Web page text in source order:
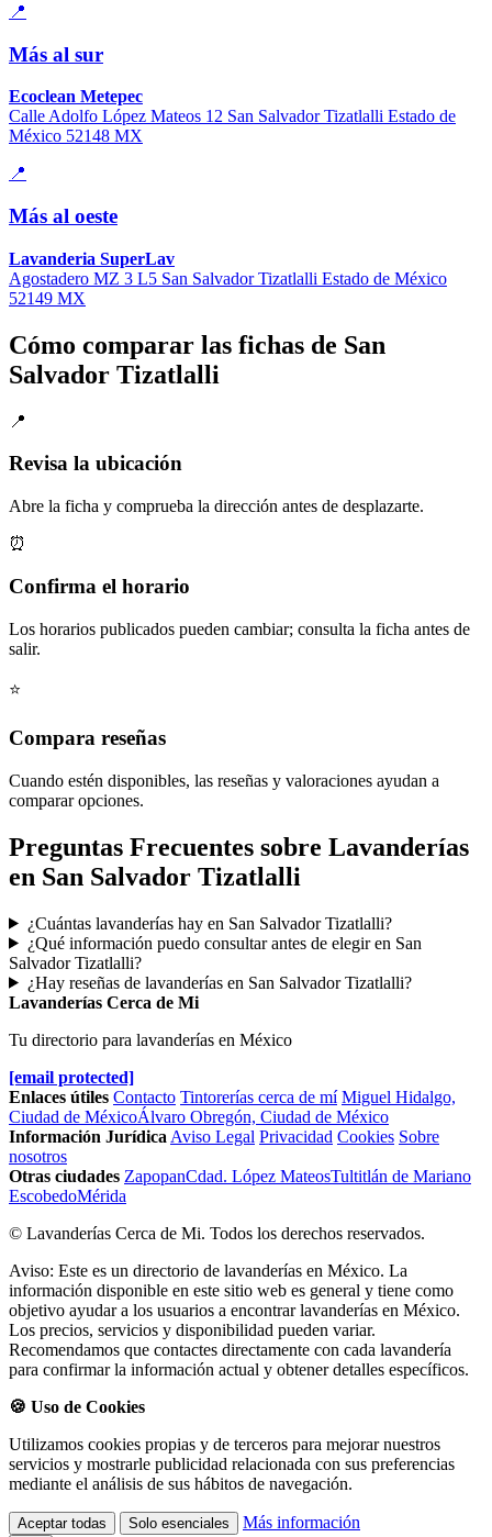
📍
Más al sur
Ecoclean Metepec
Calle Adolfo López Mateos 12 San Salvador Tizatlalli Estado de
México 52148 MX
📍
Más al oeste
Lavanderia SuperLav
Agostadero MZ 3 L5 San Salvador Tizatlalli Estado de México
52149 MX
Cómo comparar las fichas de San
Salvador Tizatlalli
📍
Revisa la ubicación
Abre la ficha y comprueba la dirección antes de desplazarte.
⏰
Confirma el horario
Los horarios publicados pueden cambiar; consulta la ficha antes de
salir.
⭐
Compara reseñas
Cuando estén disponibles, las reseñas y valoraciones ayudan a
comparar opciones.
Preguntas Frecuentes sobre Lavanderías
en San Salvador Tizatlalli
¿Cuántas lavanderías hay en San Salvador Tizatlalli?
¿Qué información puedo consultar antes de elegir en San
Salvador Tizatlalli?
¿Hay reseñas de lavanderías en San Salvador Tizatlalli?
Lavanderías Cerca de Mi
Tu directorio para lavanderías en México
[email protected]
Enlaces útiles Contacto Tintorerías cerca de mí Miguel Hidalgo,
Ciudad de MéxicoÁlvaro Obregón, Ciudad de México
Información Jurídica Aviso Legal Privacidad Cookies Sobre
nosotros
Otras ciudades ZapopanCdad. López MateosTultitlán de Mariano
EscobedoMérida
© Lavanderías Cerca de Mi. Todos los derechos reservados.
Aviso: Este es un directorio de lavanderías en México. La
información disponible en este sitio web es general y tiene como
objetivo ayudar a los usuarios a encontrar lavanderías en México.
Los precios, servicios y disponibilidad pueden variar.
Recomendamos que contactes directamente con cada lavandería
para confirmar la información actual y obtener detalles específicos.
🍪 Uso de Cookies
Utilizamos cookies propias y de terceros para mejorar nuestros
servicios y mostrarle publicidad relacionada con sus preferencias
mediante el análisis de sus hábitos de navegación.
Aceptar todas Solo esenciales Más información